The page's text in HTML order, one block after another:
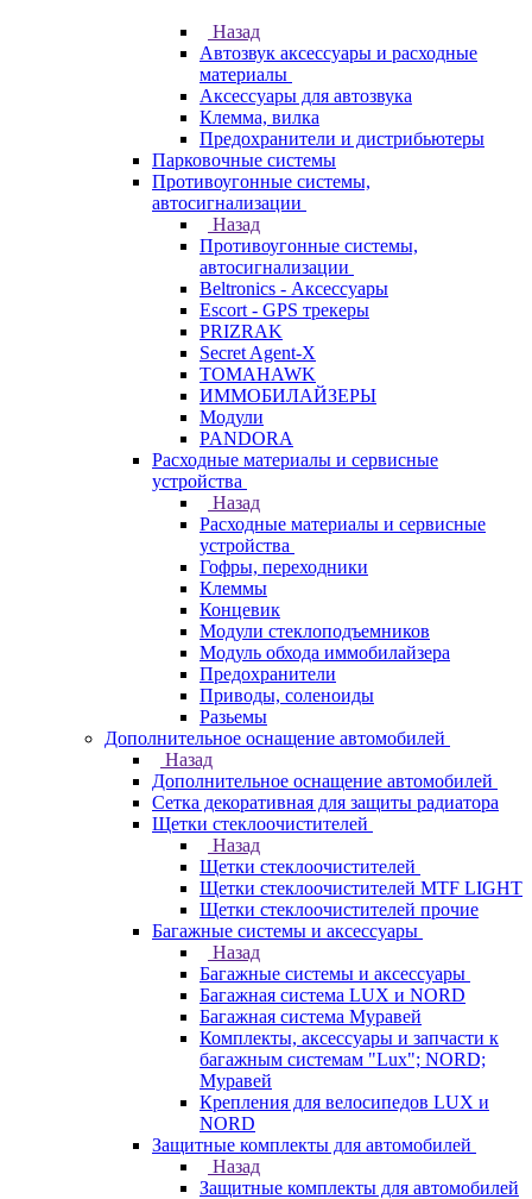
Назад
Автозвук аксессуары и расходные
материалы
Аксессуары для автозвука
Клемма, вилка
Предохранители и дистрибьютеры
Парковочные системы
Противоугонные системы,
автосигнализации
Назад
Противоугонные системы,
автосигнализации
Beltronics - Аксессуары
Escort - GPS трекеры
PRIZRAK
Secret Agent-X
TOMAHAWK
ИММОБИЛАЙЗЕРЫ
Модули
PANDORA
Расходные материалы и сервисные
устройства
Назад
Расходные материалы и сервисные
устройства
Гофры, переходники
Клеммы
Концевик
Модули стеклоподъемников
Модуль обхода иммобилайзера
Предохранители
Приводы, соленоиды
Разьемы
Дополнительное оснащение автомобилей
Назад
Дополнительное оснащение автомобилей
Сетка декоративная для защиты радиатора
Щетки стеклоочистителей
Назад
Щетки стеклоочистителей
Щетки стеклоочистителей MTF LIGHT
Щетки стеклоочистителей прочие
Багажные системы и аксессуары
Назад
Багажные системы и аксессуары
Багажная система LUX и NORD
Багажная система Муравей
Комплекты, аксессуары и запчасти к
багажным системам "Lux"; NORD;
Муравей
Крепления для велосипедов LUX и
NORD
Защитные комплекты для автомобилей
Назад
Защитные комплекты для автомобилей